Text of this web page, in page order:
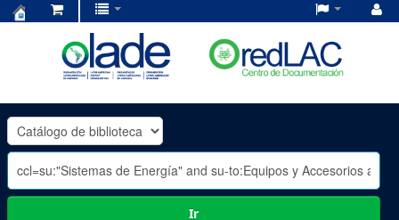
OLADE
-
Ir